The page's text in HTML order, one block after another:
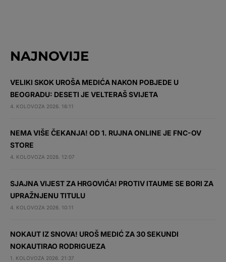
NAJNOVIJE
VELIKI SKOK UROŠA MEDIĆA NAKON POBJEDE U
BEOGRADU: DESETI JE VELTERAŠ SVIJETA
4. KOLOVOZA 2026. 16:11
NEMA VIŠE ČEKANJA! OD 1. RUJNA ONLINE JE FNC-OV
STORE
4. KOLOVOZA 2026. 12:07
SJAJNA VIJEST ZA HRGOVIĆA! PROTIV ITAUME SE BORI ZA
UPRAŽNJENU TITULU
4. KOLOVOZA 2026. 10:11
NOKAUT IZ SNOVA! UROŠ MEDIĆ ZA 30 SEKUNDI
NOKAUTIRAO RODRIGUEZA
1. KOLOVOZA 2026. 21:37